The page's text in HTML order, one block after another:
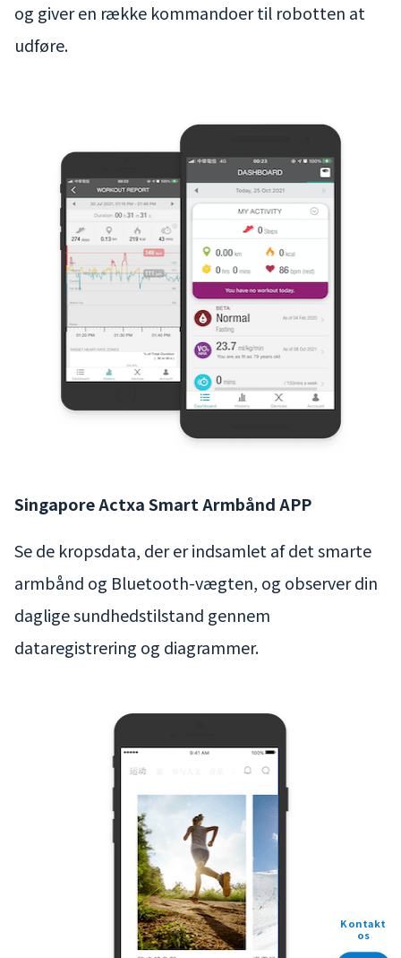
og giver en række kommandoer til robotten at
udføre.
Singapore Actxa Smart Armbånd APP
Se de kropsdata, der er indsamlet af det smarte
armbånd og Bluetooth-vægten, og observer din
daglige sundhedstilstand gennem
dataregistrering og diagrammer.
Kontakt
os